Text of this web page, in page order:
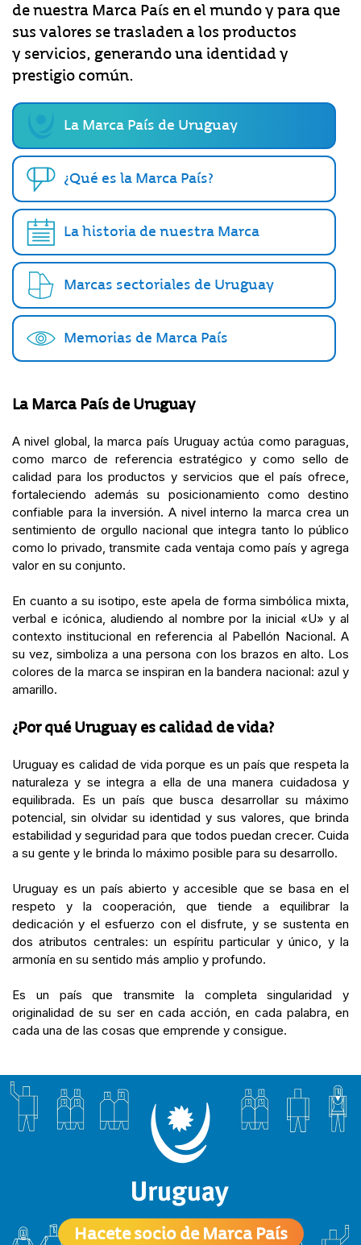
de nuestra Marca País en el mundo y para que
sus valores se trasladen a los productos
y servicios, generando una identidad y
prestigio común.
La Marca País de Uruguay
¿Qué es la Marca País?
La historia de nuestra Marca
Marcas sectoriales de Uruguay
Memorias de Marca País
La Marca País de Uruguay
A nivel global, la marca país Uruguay actúa como paraguas,
como marco de referencia estratégico y como sello de
calidad para los productos y servicios que el país ofrece,
fortaleciendo además su posicionamiento como destino
confiable para la inversión. A nivel interno la marca crea un
sentimiento de orgullo nacional que integra tanto lo público
como lo privado, transmite cada ventaja como país y agrega
valor en su conjunto.
En cuanto a su isotipo, este apela de forma simbólica mixta,
verbal e icónica, aludiendo al nombre por la inicial «U» y al
contexto institucional en referencia al Pabellón Nacional. A
su vez, simboliza a una persona con los brazos en alto. Los
colores de la marca se inspiran en la bandera nacional: azul y
amarillo.
¿Por qué Uruguay es calidad de vida?
Uruguay es calidad de vida porque es un país que respeta la
naturaleza y se integra a ella de una manera cuidadosa y
equilibrada. Es un país que busca desarrollar su máximo
potencial, sin olvidar su identidad y sus valores, que brinda
estabilidad y seguridad para que todos puedan crecer. Cuida
a su gente y le brinda lo máximo posible para su desarrollo.
Uruguay es un país abierto y accesible que se basa en el
respeto y la cooperación, que tiende a equilibrar la
dedicación y el esfuerzo con el disfrute, y se sustenta en
dos atributos centrales: un espíritu particular y único, y la
armonía en su sentido más amplio y profundo.
Es un país que transmite la completa singularidad y
originalidad de su ser en cada acción, en cada palabra, en
cada una de las cosas que emprende y consigue.
Hacete socio de Marca País